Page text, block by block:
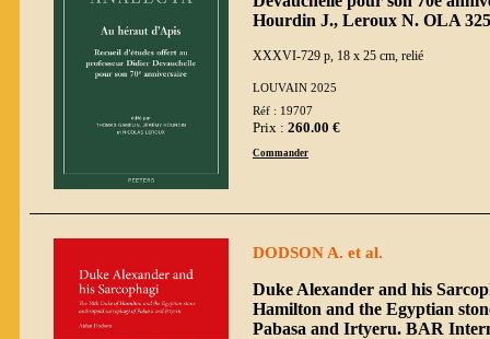
Hourdin J., Leroux N. OLA 325
XXXVI-729 p, 18 x 25 cm, relié
LOUVAIN 2025
Réf : 19707
Prix : 260.00 €
Commander
DODSON A. et al.
Duke Alexander and his
Hamilton and the Egyptian
Pabasa and Irtyeru. BAR